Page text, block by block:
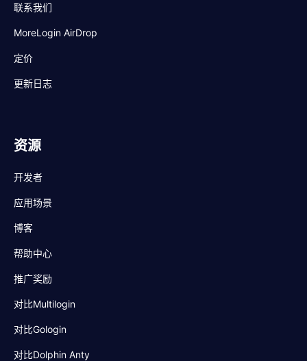
联系我们
MoreLogin AirDrop
定价
更新日志
资源
开发者
应用场景
博客
帮助中心
推广奖励
对比Multilogin
对比Gologin
对比Dolphin Anty